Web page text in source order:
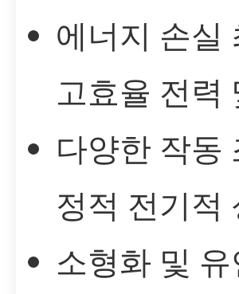
에너지 손실
고효율 전력
다양한 작동
정적 전기적
소형화 및